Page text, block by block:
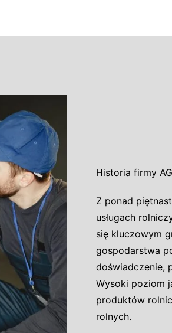
Historia firmy
Z ponad
usługach
się kluczowym
gospodarstwa
doświadczenie,
Wysoki poziom
produktów
rolnych.